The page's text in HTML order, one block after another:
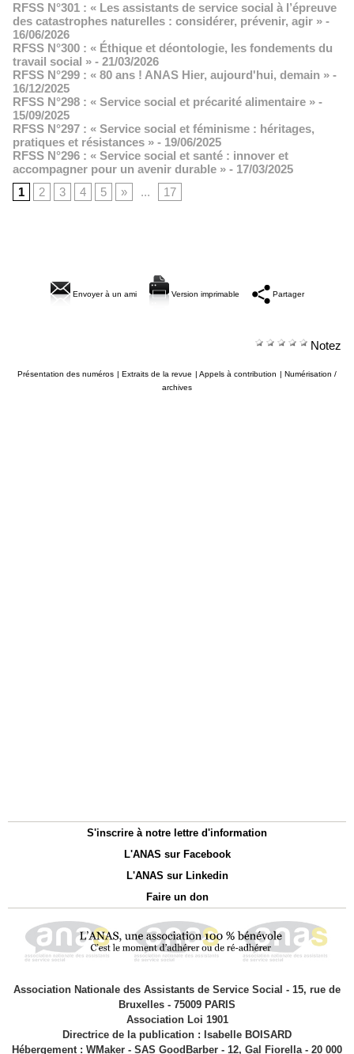
RFSS N°301 : « Les assistants de service social à l’épreuve
des catastrophes naturelles : considérer, prévenir, agir » -
16/06/2026
RFSS N°300 : « Éthique et déontologie, les fondements du
travail social » - 21/03/2026
RFSS N°299 : « 80 ans ! ANAS Hier, aujourd'hui, demain » -
16/12/2025
RFSS N°298 : « Service social et précarité alimentaire » -
15/09/2025
RFSS N°297 : « Service social et féminisme : héritages,
pratiques et résistances » - 19/06/2025
RFSS N°296 : « Service social et santé : innover et
accompagner pour un avenir durable » - 17/03/2025
1
2 3 4 5 » ... 17
Envoyer à un ami Version imprimable Partager
Notez
Présentation des numéros | Extraits de la revue | Appels à contribution | Numérisation /
archives
S'inscrire à notre lettre d'information
L'ANAS sur Facebook
L'ANAS sur Linkedin
Faire un don
Association Nationale des Assistants de Service Social - 15, rue de
Association Loi 1901
Directrice de la publication : Isabelle BOISARD
Hébergement : WMaker - SAS GoodBarber - 12, Gal Fiorella - 20 000
AJACCIO